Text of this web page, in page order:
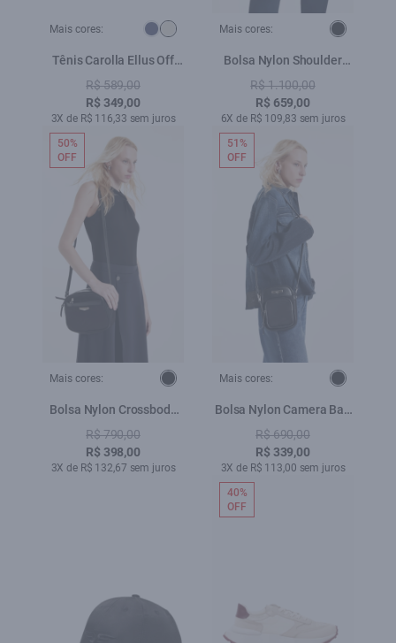
Mais cores:
Tênis Carolla Ellus Off
White
R$ 589,00
R$ 349,00
3X de R$ 116,33 sem juros
Mais cores:
Bolsa Nylon Shoulder
Bag Valerie Preto
R$ 1.100,00
R$ 659,00
6X de R$ 109,83 sem juros
Mais cores:
Bolsa Nylon Crossbody
Valerie Preto
R$ 790,00
R$ 398,00
3X de R$ 132,67 sem juros
50%
OFF
Mais cores:
Bolsa Nylon Camera Bag
Valerie Preto
R$ 690,00
R$ 339,00
3X de R$ 113,00 sem juros
51%
OFF
40%
OFF